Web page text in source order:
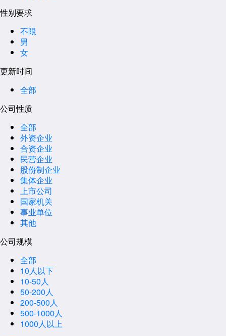
性别要求
不限
男
女
更新时间
全部
公司性质
全部
外资企业
合资企业
民营企业
股份制企业
集体企业
上市公司
国家机关
事业单位
其他
公司规模
全部
10人以下
10-50人
50-200人
200-500人
500-1000人
1000人以上